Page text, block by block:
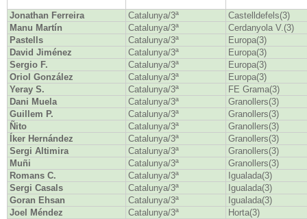
Jonathan Ferreira Catalunya/3ª
Castelldefels(3)
Manu Martín
Catalunya/3ª
Cerdanyola V.(3)
Pastells
Catalunya/3ª
Europa(3)
David Jiménez
Catalunya/3ª
Europa(3)
Sergio F.
Catalunya/3ª
Europa(3)
Oriol González
Catalunya/3ª
Europa(3)
Yeray S.
Catalunya/3ª
FE Grama(3)
Dani Muela
Catalunya/3ª
Granollers(3)
Guillem P.
Catalunya/3ª
Granollers(3)
Ñito
Catalunya/3ª
Granollers(3)
Íker Hernández
Catalunya/3ª
Granollers(3)
Sergi Altimira
Catalunya/3ª
Granollers(3)
Muñi
Catalunya/3ª
Granollers(3)
Romans C.
Catalunya/3ª
Igualada(3)
Sergi Casals
Catalunya/3ª
Igualada(3)
Goran Ehsan
Catalunya/3ª
Igualada(3)
Joel Méndez
Catalunya/3ª
Horta(3)